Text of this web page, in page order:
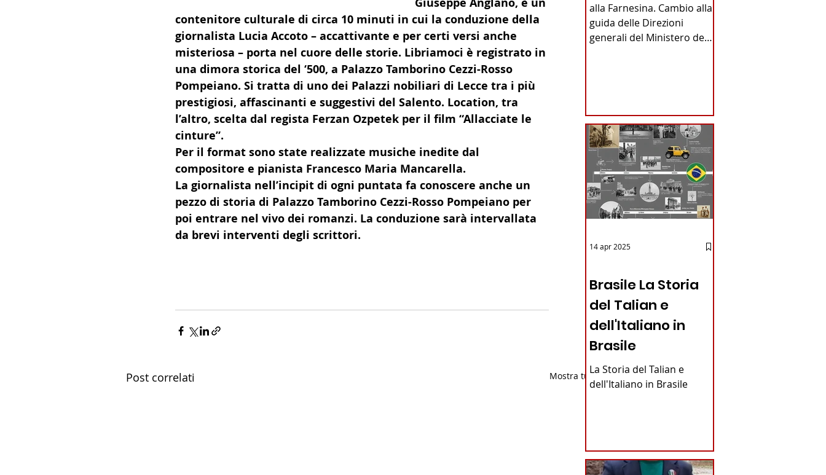
14 - IIC IST. ITALIANO CULTURA 15 - AMBASCIATE CONSOLATI 16 - FARNESINA
17 - ASSOCIAZIONI 18 - MAPPE ITALIANI ALL'ESTERO 19 - EUROPA
20 - AMERICA 21 - AMERICA-CENTRO 22 - AMERICA DEL SUD 23 - AFRICA
24 - ASIA 25 - OCEANIA 26 - POLITICA 28 - PAPPAMONDO.TV
30 - LAVORO 31 - ICE ISTITUTO COMMERCIO ESTERO 32 - MADE IN ITALY
contenitore culturale di circa 10 minuti in cui la conduzione della
giornalista Lucia Accoto – accattivante e per certi versi anche
misteriosa – porta nel cuore delle storie. Libriamoci è registrato in
una dimora storica del ‘500, a Palazzo Tamborino Cezzi-Rosso
Pompeiano. Si tratta di uno dei Palazzi nobiliari di Lecce tra i più
prestigiosi, affascinanti e suggestivi del Salento. Location, tra
l’altro, scelta dal regista Ferzan Ozpetek per il film “Allacciate le
cinture”.
Per il format sono state realizzate musiche inedite dal
compositore e pianista Francesco Maria Mancarella.
La giornalista nell’incipit di ogni puntata fa conoscere anche un
pezzo di storia di Palazzo Tamborino Cezzi-Rosso Pompeiano per
poi entrare nel vivo dei romanzi. La conduzione sarà intervallata
da brevi interventi degli scrittori.
Post correlati Mostra tutti
alla Farnesina. Cambio alla
guida delle Direzioni
generali del Ministero degli
proposte dal ministro
Antonio Tajani . NUOVA
DIREZIONE GENERALE
DELLA FARNESINA
Brasile La Storia
del Talian e
dell'Italiano in
Brasile
La Storia del Talian e
dell'Italiano in Brasile
14 apr 2025